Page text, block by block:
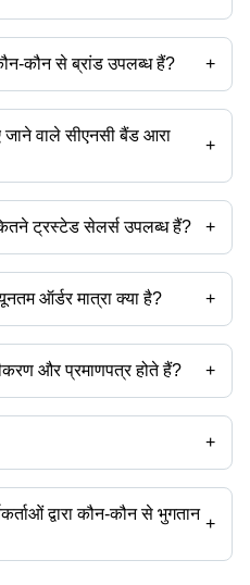
कौन से ब्रांड उपलब्ध हैं? +
जाने वाले सीएनसी बैंड आरा
+
मुद्रा प्रोडक्ट का नाम
ट्रस्टेड सेलर्स उपलब्ध हैं? +
लिमिटेड
मशीनरी सीओ. ल्टड.
ऑर्डर मात्रा क्या है? +
होती है और कंपनी से कंपनी भिन्न हो सकती
और प्रमाणपत्र होते हैं? +
प्रमाणपत्र रखने वाली कंपनियां हैं -
लिमिटेड
+
प्राप्त करने के लिए कर सकते हैं।
द्वारा कौन-कौन से भुगतान
+
करेगा। कुछ सामान्य भुगतान विधियाँ